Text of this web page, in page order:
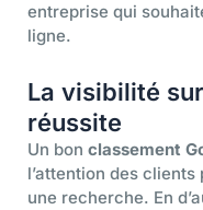
entreprise qui
ligne.
La visibilité
réussite
Un bon classement
l’attention des
une recherche. En